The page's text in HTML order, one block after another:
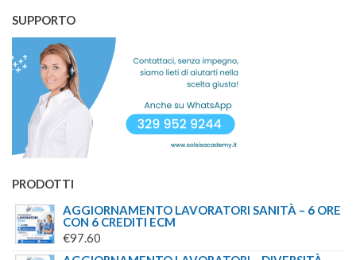
SUPPORTO
PRODOTTI
AGGIORNAMENTO LAVORATORI SANITÀ – 6 ORE
CON 6 CREDITI ECM
€97.60